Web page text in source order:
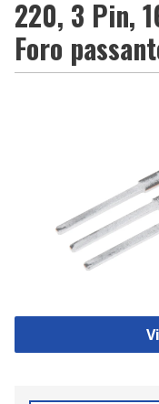
220, 3 Pin,
Foro